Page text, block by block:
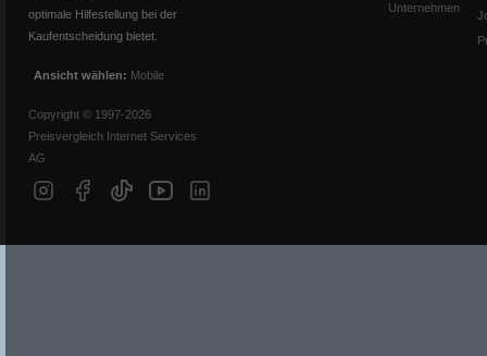
optimale Hilfestellung bei der
Kaufentscheidung bietet.
Ansicht wählen: Mobile
Copyright © 1997-2026
Preisvergleich Internet Services
AG
Unternehmen